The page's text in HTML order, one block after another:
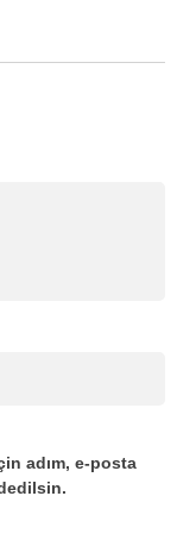
adım, e-posta